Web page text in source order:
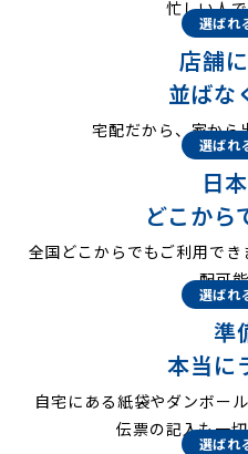
忙しい人で
選ばれ
店舗
並ばな
宅配だから、家から
選ばれ
日
どこから
全国どこからでもご利用で
配可
選ばれ
準
本当に
自宅にある紙袋やダンボー
伝票の記入も一
選ばれ